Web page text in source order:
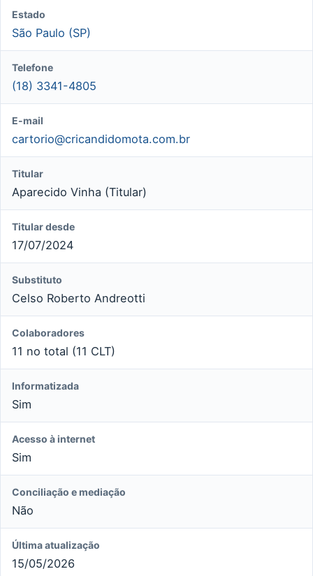
Estado
São Paulo (SP)
Telefone
(18) 3341-4805
E-mail
cartorio@cricandidomota.com.br
Titular
Aparecido Vinha (Titular)
Titular desde
17/07/2024
Substituto
Celso Roberto Andreotti
Colaboradores
11 no total (11 CLT)
Informatizada
Sim
Acesso à internet
Sim
Conciliação e mediação
Não
Última atualização
15/05/2026